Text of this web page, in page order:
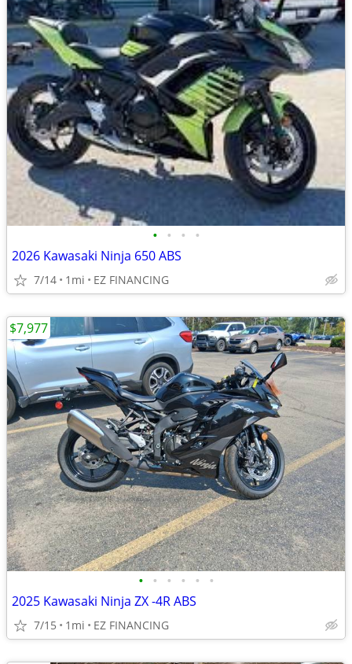
• • • •
2026 Kawasaki Ninja 650 ABS
7/14 1mi EZ FINANCING
• • • • • •
2025 Kawasaki Ninja ZX -4R ABS
7/15 1mi EZ FINANCING
$7,977